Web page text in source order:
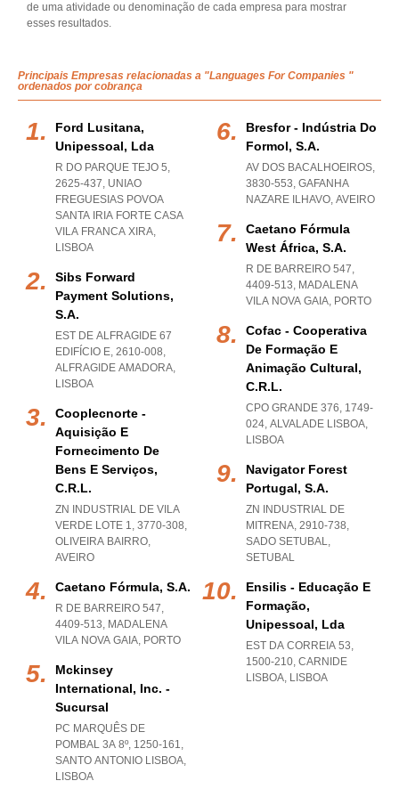
de uma atividade ou denominação de cada empresa para mostrar
esses resultados.
Principais Empresas relacionadas a "Languages For Companies "
ordenados por cobrança
Ford Lusitana,
Unipessoal, Lda
R DO PARQUE TEJO 5,
2625-437, UNIAO
FREGUESIAS POVOA
SANTA IRIA FORTE CASA
VILA FRANCA XIRA,
LISBOA
Sibs Forward
Payment Solutions,
S.a.
EST DE ALFRAGIDE 67
EDIFÍCIO E, 2610-008,
ALFRAGIDE AMADORA,
LISBOA
Cooplecnorte -
Aquisição E
Fornecimento De
Bens E Serviços,
C.r.l.
ZN INDUSTRIAL DE VILA
VERDE LOTE 1, 3770-308,
OLIVEIRA BAIRRO,
AVEIRO
Caetano Fórmula, S.a.
R DE BARREIRO 547,
4409-513, MADALENA
VILA NOVA GAIA, PORTO
Mckinsey
International, Inc. -
Sucursal
PC MARQUÊS DE
POMBAL 3A 8º, 1250-161,
SANTO ANTONIO LISBOA,
LISBOA
Bresfor - Indústria Do
Formol, S.a.
AV DOS BACALHOEIROS,
3830-553, GAFANHA
NAZARE ILHAVO, AVEIRO
Caetano Fórmula
West África, S.a.
R DE BARREIRO 547,
4409-513, MADALENA
VILA NOVA GAIA, PORTO
Cofac - Cooperativa
De Formação E
Animação Cultural,
C.r.l.
CPO GRANDE 376, 1749-
024, ALVALADE LISBOA,
LISBOA
Navigator Forest
Portugal, S.a.
ZN INDUSTRIAL DE
MITRENA, 2910-738,
SADO SETUBAL,
SETUBAL
Ensilis - Educação E
Formação,
Unipessoal, Lda
EST DA CORREIA 53,
1500-210, CARNIDE
LISBOA, LISBOA